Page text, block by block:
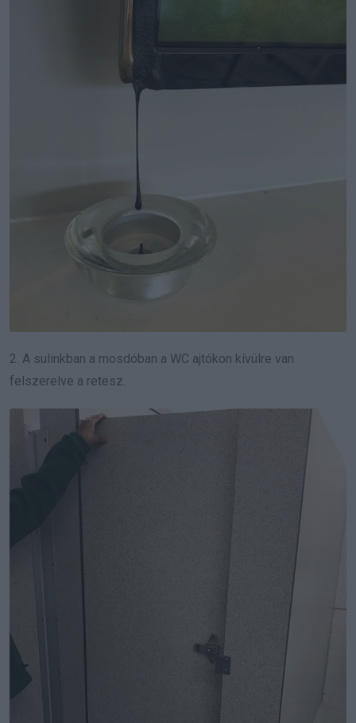
2. A sulinkban a mosdóban a WC ajtókon kívülre van
felszerelve a retesz.